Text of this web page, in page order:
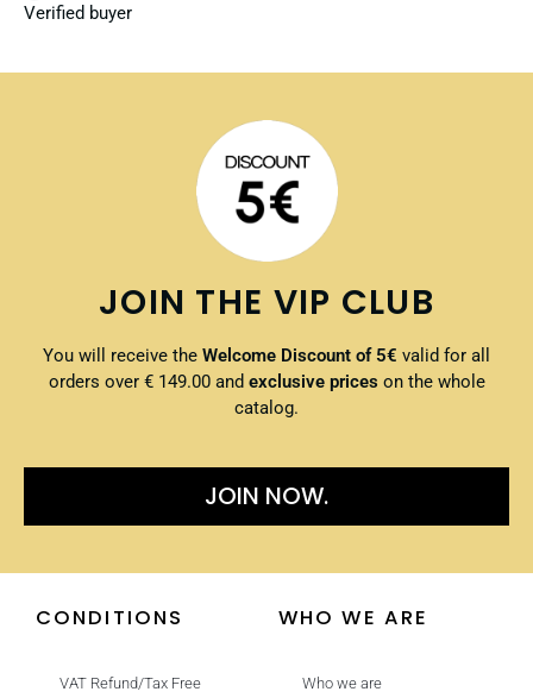
Verified buyer
JOIN THE VIP CLUB
You will receive the Welcome Discount of 5€ valid for all
orders over € 149.00 and exclusive prices on the whole
catalog.
JOIN NOW.
CONDITIONS
VAT Refund/Tax Free
WHO WE ARE
Who we are